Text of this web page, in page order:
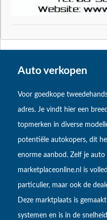
Auto verkopen
Voor goedkope
adres. Je vindt hier een
topmerken in diverse
potentiële autokopers, dit
enorme aanbod. Zelf je
marketplaceonline.nl is
particulier, maar ook de
Deze marktplaats is
systemen en is in de